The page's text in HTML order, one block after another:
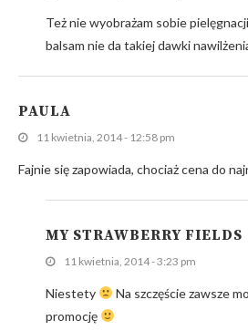
Też nie wyobrażam sobie
balsam nie da takiej dawki
PAULA
11 kwietnia, 2014 - 12:58 pm
Fajnie się zapowiada, chociaż cena do
MY STRAWBERRY FIELDS
11 kwietnia, 2014 - 3:23 pm
Niestety
Na szczęście zawsze
promocję